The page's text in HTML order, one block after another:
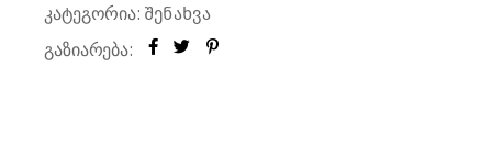
კატეგორია: შენახვა
გაზიარება: